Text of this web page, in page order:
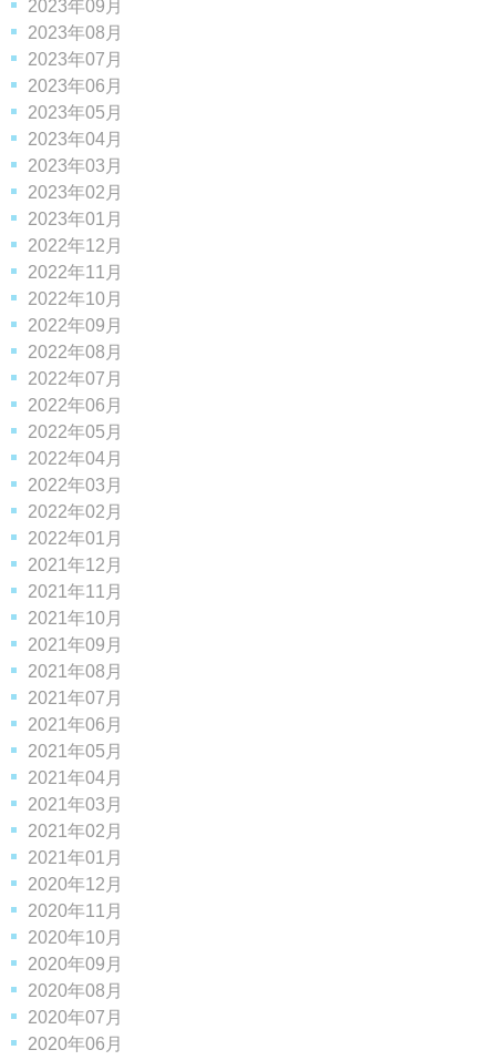
2023年09月
2023年08月
2023年07月
2023年06月
2023年05月
2023年04月
2023年03月
2023年02月
2023年01月
2022年12月
2022年11月
2022年10月
2022年09月
2022年08月
2022年07月
2022年06月
2022年05月
2022年04月
2022年03月
2022年02月
2022年01月
2021年12月
2021年11月
2021年10月
2021年09月
2021年08月
2021年07月
2021年06月
2021年05月
2021年04月
2021年03月
2021年02月
2021年01月
2020年12月
2020年11月
2020年10月
2020年09月
2020年08月
2020年07月
2020年06月